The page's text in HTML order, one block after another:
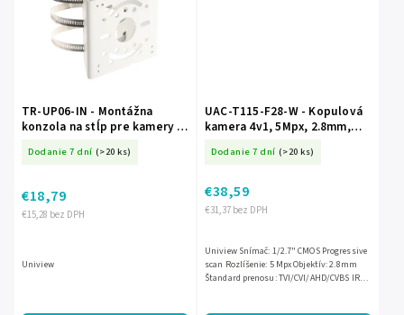
TR-UP06-IN - Montážna
konzola na stĺp pre kamery -
Dodanie 7 dní (>20 ks)
€15,28 bez DPH
€18,79
Uniview
UAC-T115-F28-W - Kopulová
kamera 4v1, 5Mpx, 2.8mm,
Dodanie 7 dní (>20 ks)
€31,37 bez DPH
€38,59
Uniview Snímač: 1/2.7" CMOS Progressive
scan Rozlíšenie: 5 Mpx Objektív: 2.8mm
Štandard prenosu: TVI/CVI/AHD/CVBS IR